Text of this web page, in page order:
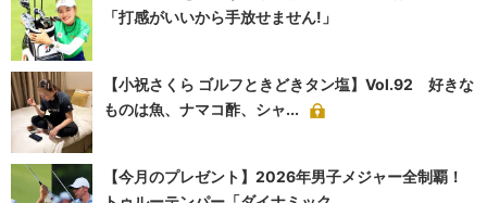
「打感がいいから手放せません!」
【小祝さくら ゴルフときどきタン塩】Vol.92 好きな
ものは魚、ナマコ酢、シャ...
【今月のプレゼント】2026年男子メジャー全制覇！